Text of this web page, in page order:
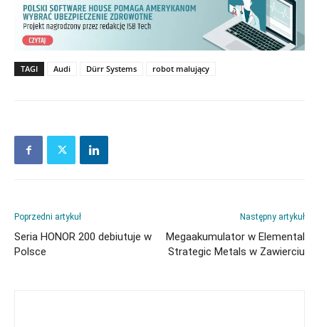
TAGI Audi Dürr Systems robot malujący
Poprzedni artykuł
Seria HONOR 200 debiutuje w
Polsce
Następny artykuł
Megaakumulator w Elemental
Strategic Metals w Zawierciu